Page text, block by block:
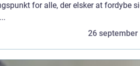
for alle, der elsker at fordybe
26 september